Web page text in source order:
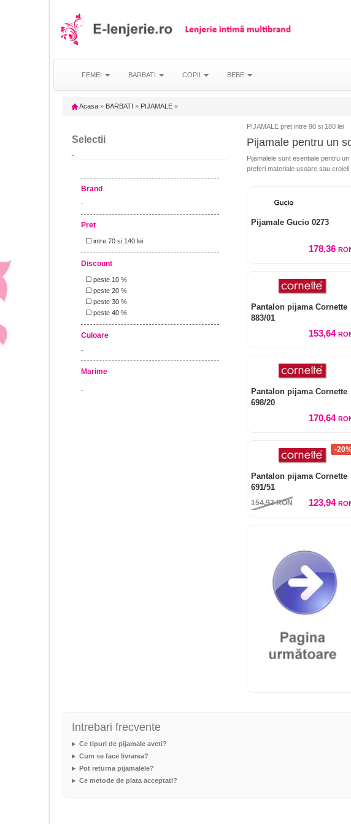
FEMEI BARBATI COPII BEBE
Acasa » BARBATI » PIJAMALE »
Selectii
-
Brand
-
Pret
intre 70 si 140 lei
Discount
peste 10 %
peste 20 %
peste 30 %
peste 40 %
Culoare
-
Marime
-
PIJAMALE pret intre 90 si 180 lei
Pijamale pentru un
Pijamalele sunt esentiale pentru
preferi materiale usoare sau
Pijamale Gucio 0273
178,36
Pantalon pijama Cornette
883/01
153,64
Pantalon pijama Cornette
698/20
170,64
-
Pantalon pijama Cornette
691/51
154,92RON 123,94
Intrebari frecvente
Ce tipuri de pijamale aveti?
Cum se face livrarea?
Pot returna pijamalele?
Ce metode de plata acceptati?